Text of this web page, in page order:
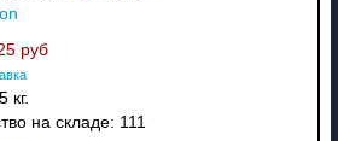
руб
кг.
на складе: 111